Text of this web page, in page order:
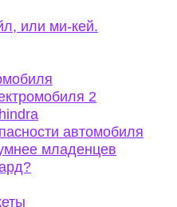
или ми-кей.
2
автомобиля
младенцев